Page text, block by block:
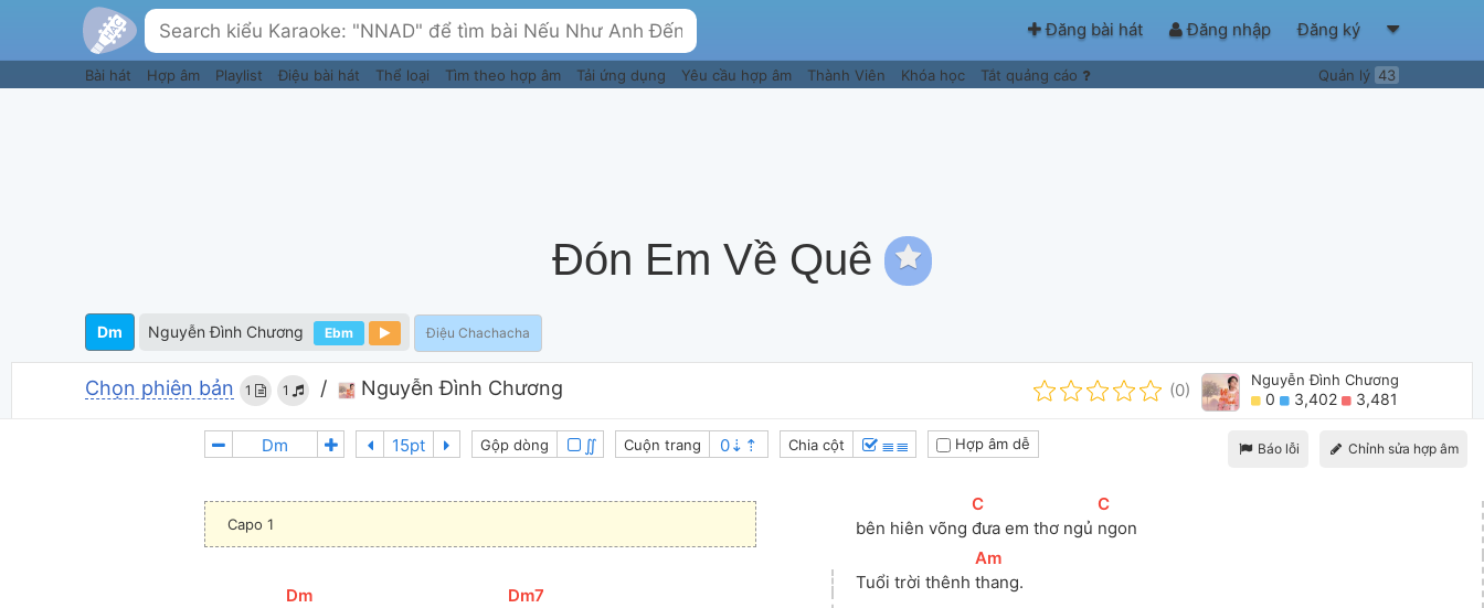
Đăng bài hát Đăng nhập Đăng ký
Bài hát Hợp âm Playlist Điệu bài hát Thể loại Tìm theo hợp âm Tải ứng dụng Yêu cầu hợp âm Thành Viên Khóa học Tắt quảng cáo Quản lý 43
Đón Em Về Quê
Dm Nguyễn Đình Chương Ebm Điệu Chachacha
Chọn phiên bản 1 1 / Nguyễn Đình Chương (0)
Nguyễn Đình Chương
0 3,402 3,481
Báo lỗi Chỉnh sửa hợp âm
Gộp dòng ∬ Cuộn trang Chia cột ≣≣ Hợp âm dễ
Capo 1
[Dm [Dm7
bên hiên võng
[
C
đưa em thơ ngủ
[
C
ngon
Tuổi trời thênh
[
Am
thang.